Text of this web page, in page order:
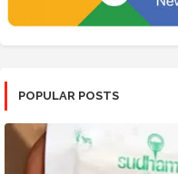
POPULAR POSTS